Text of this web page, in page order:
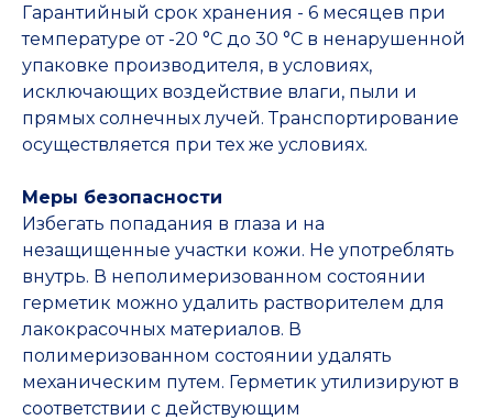
Гарантийный срок хранения - 6 месяцев при
температуре от -20 °С до 30 °С в ненарушенной
упаковке производителя, в условиях,
исключающих воздействие влаги, пыли и
прямых солнечных лучей. Транспортирование
осуществляется при тех же условиях.
Меры безопасности
Избегать попадания в глаза и на
незащищенные участки кожи. Не употреблять
внутрь. В неполимеризованном состоянии
герметик можно удалить растворителем для
лакокрасочных материалов. В
полимеризованном состоянии удалять
механическим путем. Герметик утилизируют в
соответствии с действующим